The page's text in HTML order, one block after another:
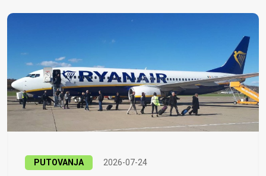
PUTOVANJA 2026-07-24